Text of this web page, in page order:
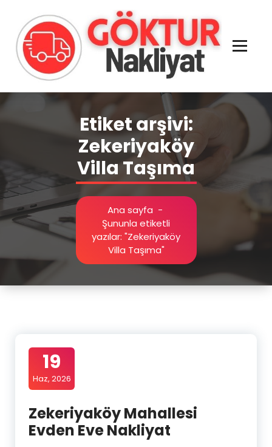
Etiket arşivi:
Zekeriyaköy
Villa Taşıma
Ana sayfa -
Şununla etiketli
yazılar: "Zekeriyaköy
Villa Taşıma"
19
Haz, 2026
Zekeriyaköy Mahallesi
Evden Eve Nakliyat